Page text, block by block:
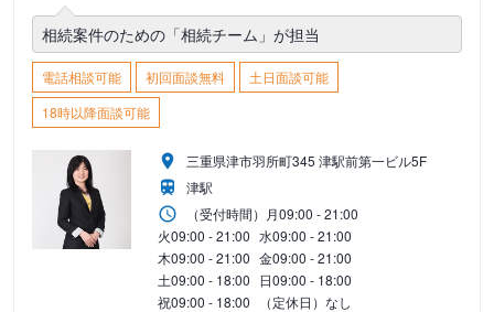
相続案件のための「相続チーム」が担当
電話相談可能 初回面談無料
土日面談可能
18時以降面談可能
三重県津市羽所町345 津駅前第一ビル5F
津駅
（受付時間） 月09:00 - 21:00
火09:00 - 21:00 水09:00 - 21:00
木09:00 - 21:00 金09:00 - 21:00
土09:00 - 18:00 日09:00 - 18:00
祝09:00 - 18:00 （定休日）なし